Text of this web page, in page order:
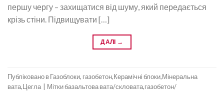
першу чергу – захищатися від шуму, який передається
крізь стіни. Підвищувати […]
ДАЛІ →
Публіковано вГазоблоки, газобетон,Керамічні блоки,Мінеральна
вата,Цегла Міткибазальтова вата/скловата,газобетон/